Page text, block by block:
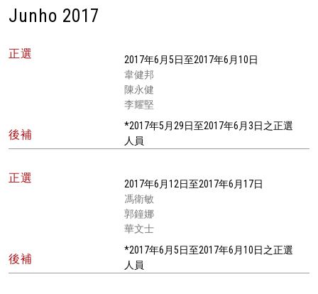
Junho 2017
正選
2017年6月5日至2017年6月10日
韋健邦
陳永健
李耀堅
後補
*2017年5月29日至2017年6月3日之正選
人員
正選
2017年6月12日至2017年6月17日
馮衛敏
郭鐘娜
華文士
後補
*2017年6月5日至2017年6月10日之正選
人員